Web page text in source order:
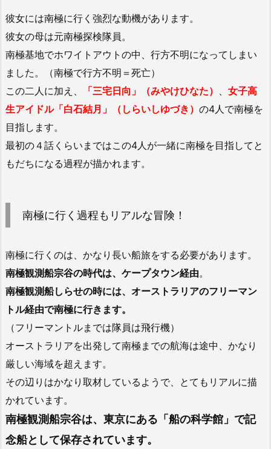
彼女には南極に行く強烈な動機があります。
彼女の母は元南極探検隊員。
南極基地でホワイトアウトの中、行方不明になってしまい
ました。（南極で行方不明＝死亡）
この二人に加え、
「三宅日向」（みやけひなた）
女子高
生アイドル「白石結月」（しらいしゆづき） の4人で南極を
目指します。
最初の４話くらいまではこの4人が一緒に南極を目指してと
もだちになる過程が描かれます。
南極に行く過程もリアルな冒険！
南極に行くのは、かなり長い船旅をする必要があります。
南極観測船宗谷の時代は、ケープタウン経由。
南極観測船しらせの時には、オーストラリアのフリーマン
トル経由で南極に行きます。
（フリーマントルまでは隊員は飛行機）
オーストラリアを出発して南極までの航海は途中、かなり
厳しい海域を超えます。
その辺りはかなり取材しているようで、とてもリアルに描
かれています。
南極観測船宗谷は、東京にある「船の科学館」で記
念船として保存されています。